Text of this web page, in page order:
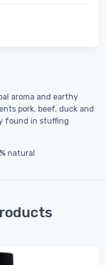
aroma and earthy
pork, beef, duck and
found in stuffing
natural